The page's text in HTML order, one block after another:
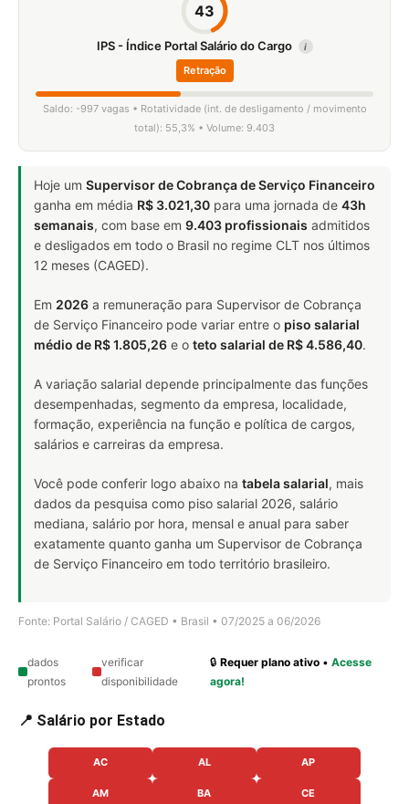
43
IPS - Índice Portal Salário do Cargo i
Retração
Saldo: -997 vagas • Rotatividade (int. de desligamento / movimento
total): 55,3% • Volume: 9.403
Hoje um Supervisor de Cobrança de Serviço Financeiro
ganha em média R$ 3.021,30 para uma jornada de 43h
semanais, com base em 9.403 profissionais admitidos
e desligados em todo o Brasil no regime CLT nos últimos
12 meses (CAGED).
Em 2026 a remuneração para Supervisor de Cobrança
de Serviço Financeiro pode variar entre o piso salarial
médio de R$ 1.805,26 e o teto salarial de R$ 4.586,40.
A variação salarial depende principalmente das funções
desempenhadas, segmento da empresa, localidade,
formação, experiência na função e política de cargos,
salários e carreiras da empresa.
Você pode conferir logo abaixo na tabela salarial, mais
dados da pesquisa como piso salarial 2026, salário
mediana, salário por hora, mensal e anual para saber
exatamente quanto ganha um Supervisor de Cobrança
de Serviço Financeiro em todo território brasileiro.
Fonte: Portal Salário / CAGED • Brasil • 07/2025 a 06/2026
dados
prontos
verificar
disponibilidade
🔒Requer plano ativo •Acesse
agora!
📍 Salário por Estado
AC AL AP
AM BA CE